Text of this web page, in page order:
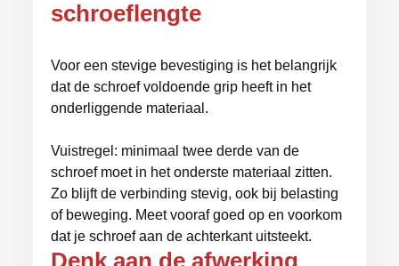
schroeflengte
Voor een stevige bevestiging is het belangrijk
dat de schroef voldoende grip heeft in het
onderliggende materiaal.
Vuistregel: minimaal twee derde van de
schroef moet in het onderste materiaal zitten.
Zo blijft de verbinding stevig, ook bij belasting
of beweging. Meet vooraf goed op en voorkom
dat je schroef aan de achterkant uitsteekt.
Denk aan de afwerking